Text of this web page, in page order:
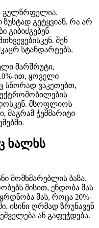
გულწრფელია.
გეტყვიან, რა არ
გიბიძგებენ
შენ
სტანდარტებს.
მარშრუტი,
ით, ყოველი
სწორად ვაკეთებთ,
მსოფლიოს
მაგრამ ჭეშმარიტი
ხალხს
მომხმარებლის ბაზა.
მისით, ენდობა მას
მას, როცა 20%-
ისინი ღრმად ზრუნავენ
ან გაფუჭდება.